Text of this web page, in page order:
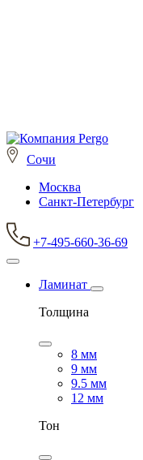
Сочи
Москва
Санкт-Петербург
+7-495-660-36-69
Ламинат
Толщина
8 мм
9 мм
9.5 мм
12 мм
Тон